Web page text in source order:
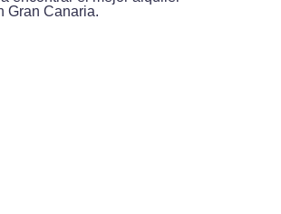
Gran Canaria.